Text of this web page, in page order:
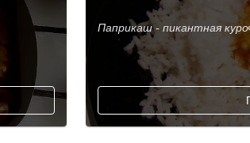
Паприкаш - пикантная